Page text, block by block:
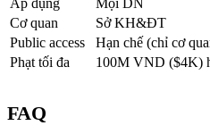
Cơ quan
Sở KH&ĐT
Public access
Hạn chế (chỉ cơ
Phạt tối đa
100M VND ($4K)
FAQ